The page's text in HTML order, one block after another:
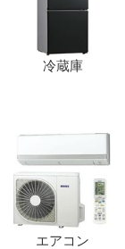
冷蔵庫
エアコン